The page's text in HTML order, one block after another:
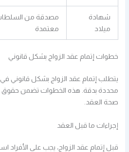
شهادة
ميلاد
مصدقة من
معتمدة
خطوات إتمام عقد الزواج بشكل قانوني
يتطلب إتمام عقد الزواج بشكل قانوني
محددة بدقة. هذه الخطوات تضمن حقوق
صحة العقد.
إجراءات ما قبل العقد
قبل إتمام عقد الزواج، يجب على